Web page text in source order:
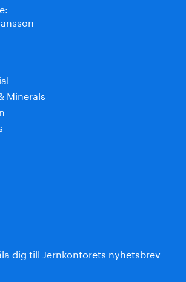
Minerals
dig till Jernkontorets nyhetsbrev